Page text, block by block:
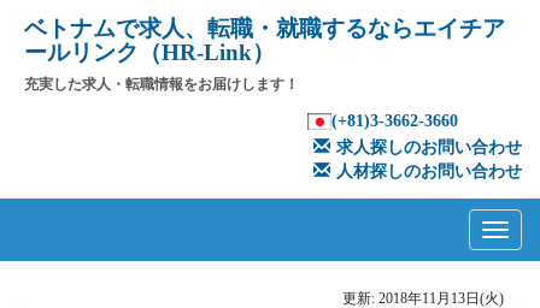
ベトナムで求人、転職・就職するならエイチア
ールリンク（HR-Link）
充実した求人・転職情報をお届けします！
(+81)3-3662-3660
求人探しのお問い合わせ
人材探しのお問い合わせ
Menu
content
更新: 2018年11月13日(火)